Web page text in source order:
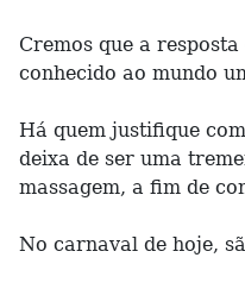
Cremos que a
conhecido ao mundo
Há quem justifique
deixa de ser uma
massagem, a fim de
No carnaval de hoje,